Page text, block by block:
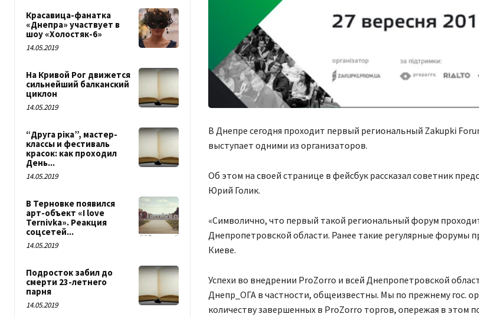
Красавица-фанатка
«Днепра» участвует в
шоу «Холостяк-6»
14.05.2019
На Кривой Рог движется
сильнейший балканский
циклон
14.05.2019
“Друга ріка”, мастер-
классы и фестиваль
красок: как проходил
День...
14.05.2019
В Терновке появился
арт-объект «I love
Ternivka». Реакция
соцсетей...
14.05.2019
Подросток забил до
смерти 23-летнего
парня
14.05.2019
В Днепре сегодня проходит первый региональный Zakupki
выступает одними из организаторов.
Об этом на своей странице в фейсбук рассказал советник
Юрий Голик.
«Символично, что первый такой региональный форум
Днепропетровской области. Ранее такие регулярные форумы
Киеве.
Успехи во внедрении ProZorro и всей Днепропетровской
Днепр_ОГА в частности, общеизвестны. Мы по прежнему гос.
количеству завершенных в ProZorro торгов, опережая в этом